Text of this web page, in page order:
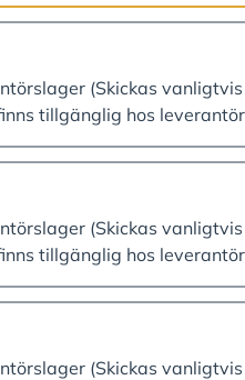
(Skickas
tillgänglig hos
(Skickas
tillgänglig hos
(Skickas